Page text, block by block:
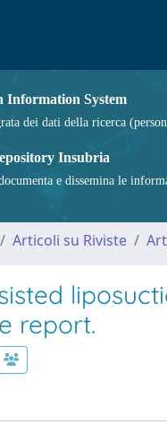
Information System
dei dati della ricerca
Insubria
e dissemina le
Articoli su Riviste
report.